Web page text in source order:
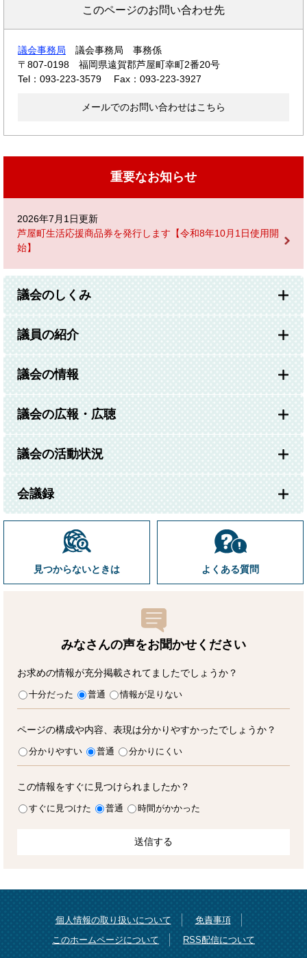
このページのお問い合わせ先
議会事務局
議会事務局 事務係
〒807-0198
福岡県遠賀郡芦屋町幸町2番20号
Tel：093-223-3579
Fax：093-223-3927
メールでのお問い合わせはこちら
重要なお知らせ
2026年7月1日更新
芦屋町生活応援商品券を発行します【令和8年10月1日使用開
始】
議会のしくみ
議員の紹介
議会の情報
議会の広報・広聴
議会の活動状況
会議録
見つからないときは よくある質問
みなさんの声をお聞かせ ください
お求めの情報が充分掲載されてましたでしょうか？
十分だった 普通 情報が足りない
ページの構成や内容、表現は分かりやすかったでしょうか？
分かりやすい 普通 分かりにくい
この情報をすぐに見つけられましたか？
すぐに見つけた 普通 時間がかかった
個人情報の取り扱いについて
免責事項
このホームページについて
RSS配信について